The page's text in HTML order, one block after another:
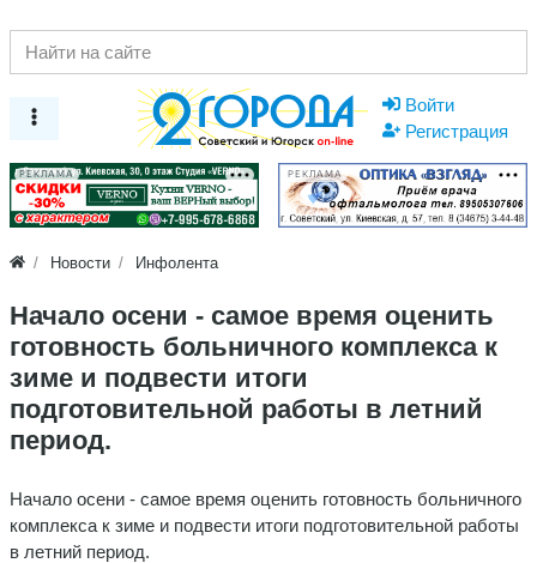
Войти
Регистрация
РЕКЛАМА РЕКЛАМА
Новости Инфолента
Начало осени - самое время оценить
готовность больничного комплекса к
зиме и подвести итоги
подготовительной работы в летний
период.
Начало осени - самое время оценить готовность больничного
комплекса к зиме и подвести итоги подготовительной работы
в летний период.